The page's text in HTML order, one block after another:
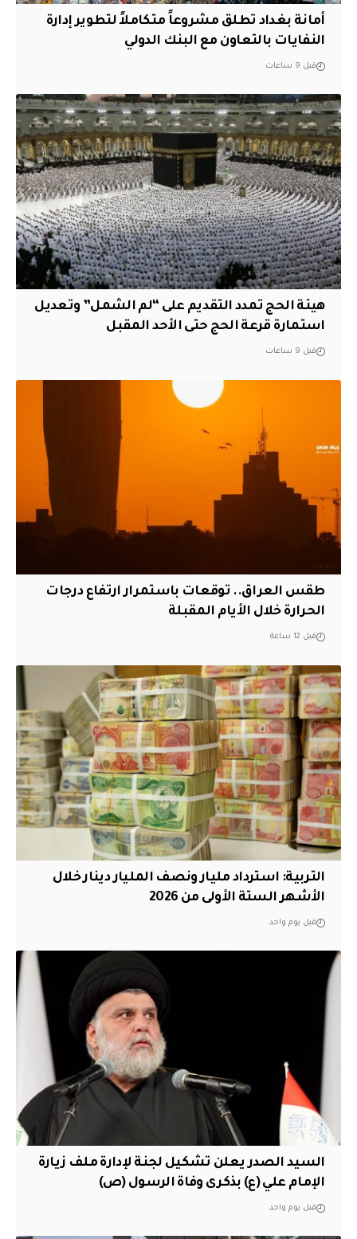
أمانة بغداد تطلق مشروعاً متكاملاً لتطوير إدارة
النفايات بالتعاون مع البنك الدولي
قبل 9 ساعات
هيئة الحج تمدد التقديم على “لم الشمل” وتعديل
استمارة قرعة الحج حتى الأحد المقبل
قبل 9 ساعات
طقس العراق.. توقعات باستمرار ارتفاع درجات
الحرارة خلال الأيام المقبلة
قبل 12 ساعة
التربية: استرداد مليار ونصف المليار دينار خلال
الأشهر الستة الأولى من 2026
قبل يوم واحد
السيد الصدر يعلن تشكيل لجنة لإدارة ملف زيارة
الإمام علي (ع) بذكرى وفاة الرسول (ص)
قبل يوم واحد